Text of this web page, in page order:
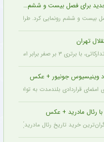
برای فصل بیست و ششم + عکس
و ششم رونمایی کرد. طراحی
تهران
سحرخیزان و گل یاسر آسانی پیروز شد.
وینیسیوس جونیور + عکس
با رئال مادرید + عکس
تاریخ رئال مادرید)، تمدید قرارداد